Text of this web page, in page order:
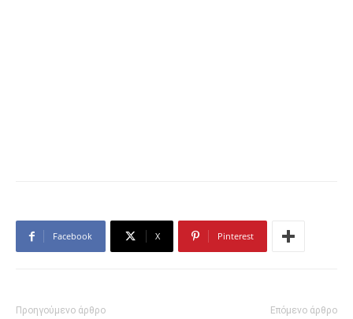
Facebook X Pinterest
Προηγούμενο άρθρο Επόμενο άρθρο